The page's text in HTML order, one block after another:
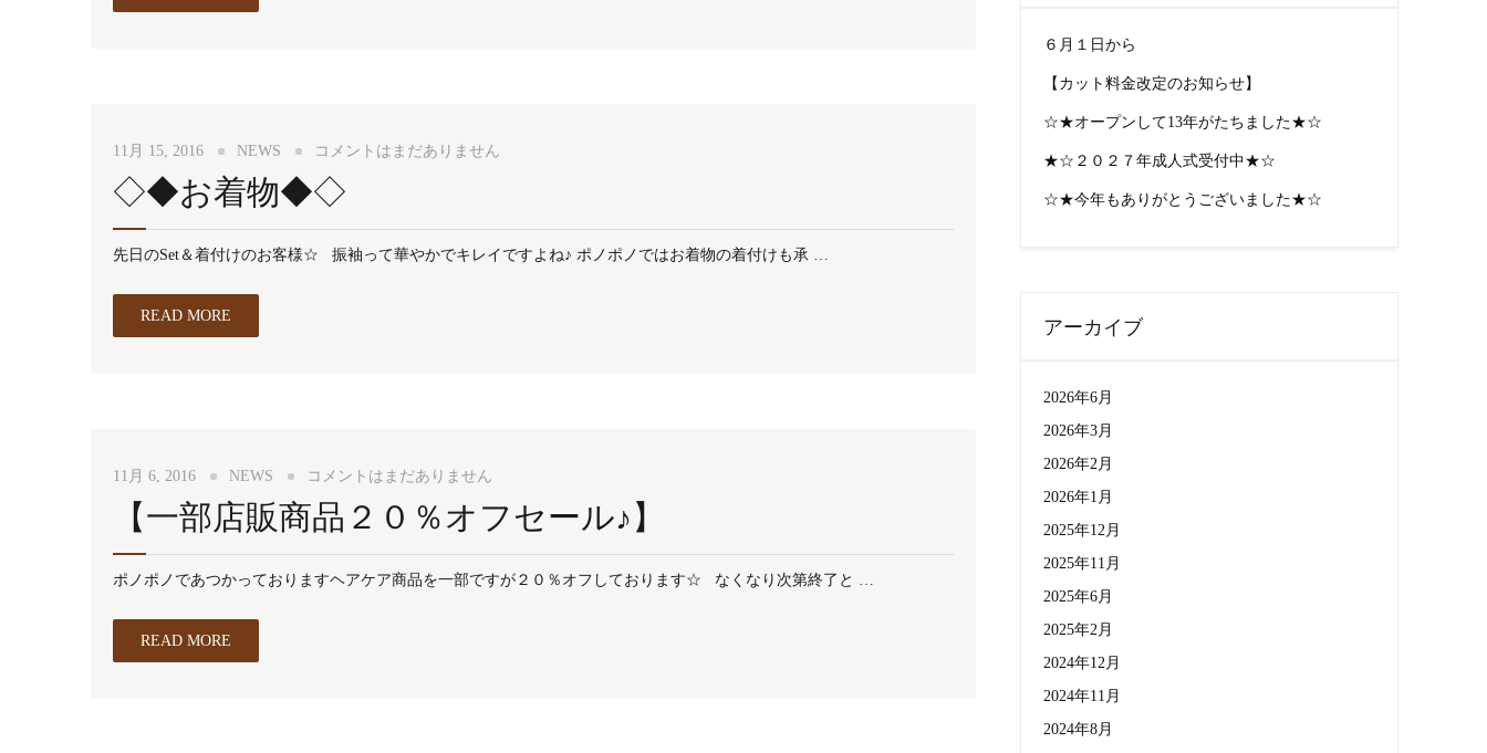
11月 15, 2016 NEWS コメントはまだありません
◇◆お着物◆◇
先日のSet＆着付けのお客様☆ 振袖って華やかでキレイですよね♪ ポノポノではお着物の着付けも承 …
READ MORE
11月 6, 2016 NEWS コメントはまだありません
【一部店販商品２０％オフセール♪】
ポノポノであつかっておりますヘアケア商品を一部ですが２０％オフしております☆ なくなり次第終了と …
READ MORE
６月１日から
【カット料金改定のお知らせ】
☆★オープンして13年がたちました★☆
★☆２０２７年成人式受付中★☆
☆★今年もありがとうございました★☆
アーカイブ
2026年6月
2026年3月
2026年2月
2026年1月
2025年12月
2025年11月
2025年6月
2025年2月
2024年12月
2024年11月
2024年8月